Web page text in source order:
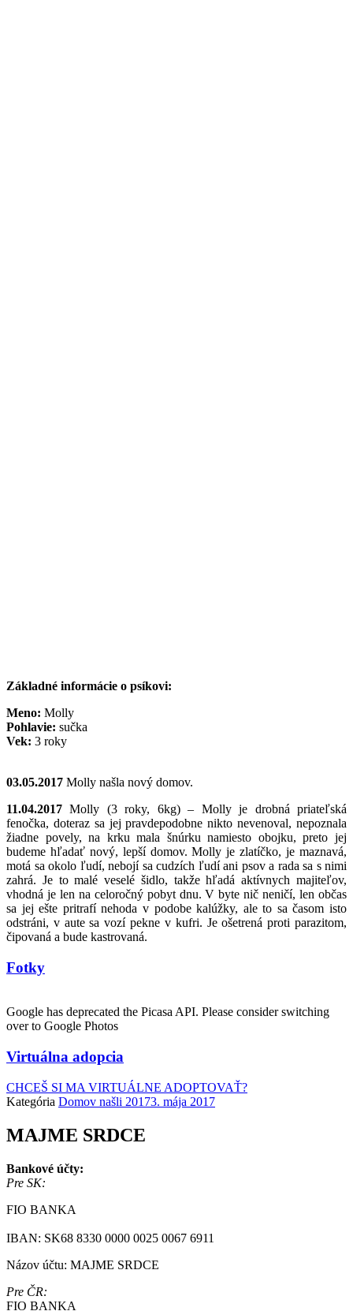
Základné informácie o psíkovi:
Meno: Molly
Pohlavie: sučka
Vek: 3 roky
03.05.2017 Molly našla nový domov.
11.04.2017 Molly (3 roky, 6kg) – Molly je drobná priateľská
fenočka, doteraz sa jej pravdepodobne nikto nevenoval, nepoznala
žiadne povely, na krku mala šnúrku namiesto obojku, preto jej
budeme hľadať nový, lepší domov. Molly je zlatíčko, je maznavá,
motá sa okolo ľudí, nebojí sa cudzích ľudí ani psov a rada sa s nimi
zahrá. Je to malé veselé šidlo, takže hľadá aktívnych majiteľov,
vhodná je len na celoročný pobyt dnu. V byte nič neničí, len občas
sa jej ešte pritrafí nehoda v podobe kalúžky, ale to sa časom isto
odstráni, v aute sa vozí pekne v kufri. Je ošetrená proti parazitom,
čipovaná a bude kastrovaná.
Fotky
Google has deprecated the Picasa API. Please consider switching
over to Google Photos
Virtuálna adopcia
CHCEŠ SI MA VIRTUÁLNE ADOPTOVAŤ?
Kategória Domov našli 20173. mája 2017
MAJME SRDCE
Bankové účty:
Pre SK:
FIO BANKA
IBAN: SK68 8330 0000 0025 0067 6911
Názov účtu: MAJME SRDCE
Pre ČR:
FIO BANKA